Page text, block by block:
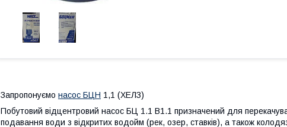
Запропонуємо насос БЦН 1,1 (ХЕЛЗ)
Побутовий відцентровий насос БЦ 1.1 В1.1 призначений для
подавання води з відкритих водойм (рек, озер, ставків), а також